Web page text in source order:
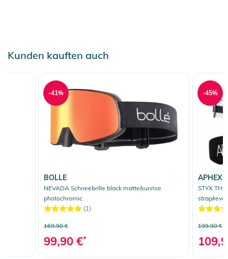
Kunden kauften auch
BOLLE
NEVADA Schneebrille black matte/sunrise
photochromic
(1)
169,90 €
99,90 €*
-41%
APHEX
STYX
strap/revo
199,90 €
-45%